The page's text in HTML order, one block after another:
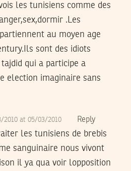
les tunisiens comme des
.Les
au moyen age
sont des idiots
qui a participe a
election imaginaire sans
2010 at 05/03/2010 Reply
les tunisiens de brebis
sanguinaire nous vivont
il ya qua voir lopposition